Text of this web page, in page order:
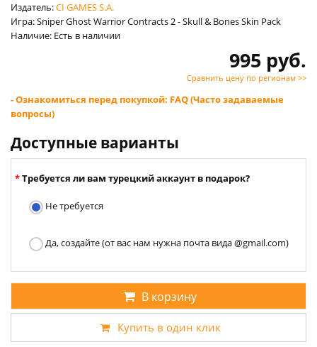
Издатель:CI GAMES S.A.
Игра: Sniper Ghost Warrior Contracts 2 - Skull & Bones Skin Pack
Наличие: Есть в наличии
995 руб.
Сравнить цену по регионам >>
- Ознакомиться перед покупкой: FAQ (Часто задаваемые
вопросы)
Доступные варианты
Требуется ли вам турецкий аккаунт в подарок?
Не требуется
Да, создайте (от вас нам нужна почта вида @gmail.com)
В корзину
Купить в один клик